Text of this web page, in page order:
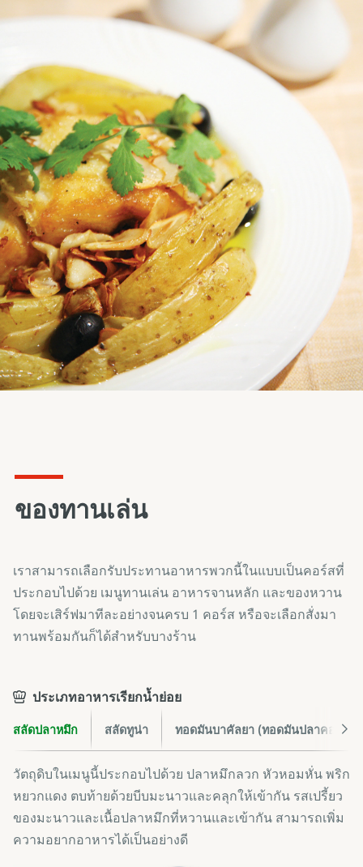
ของทานเล่น
เราสามารถเลือกรับประทานอาหารพวกนี้ในแบบเป็นคอร์สที่
ประกอบไปด้วย เมนูทานเล่น อาหารจานหลัก และของหวาน
โดยจะเสิร์ฟมาทีละอย่างจนครบ 1 คอร์ส หรือจะเลือกสั่งมา
ทานพร้อมกันก็ได้สำหรับบางร้าน
ประเภทอาหารเรียกน้ำย่อย
สลัดปลาหมึก สลัดทูน่า ทอดมันบาคัลยา (ทอดมันปลาคอดดอ
วัตถุดิบในเมนูนี้ประกอบไปด้วย ปลาหมึกลวก หัวหอมหั่น พริก
หยวกแดง ตบท้ายด้วยบีบมะนาวและคลุกให้เข้ากัน รสเปรี้ยว
ของมะนาวและเนื้อปลาหมึกที่หวานและเข้ากัน สามารถเพิ่ม
ความอยากอาหารได้เป็นอย่างดี